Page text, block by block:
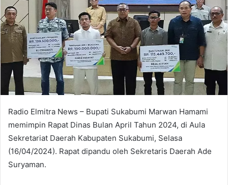
Radio Elmitra News – Bupati Sukabumi Marwan Hamami
memimpin Rapat Dinas Bulan April Tahun 2024, di Aula
Sekretariat Daerah Kabupaten Sukabumi, Selasa
(16/04/2024). Rapat dipandu oleh Sekretaris Daerah Ade
Suryaman.